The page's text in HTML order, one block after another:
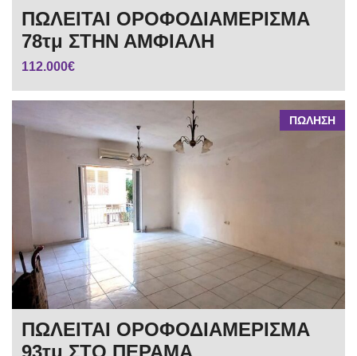
ΠΩΛΕΙΤΑΙ ΟΡΟΦΟΔΙΑΜΕΡΙΣΜΑ
78τμ ΣΤΗΝ ΑΜΦΙΑΛΗ
112.000€
ΠΩΛΗΣΗ
ΠΩΛΕΙΤΑΙ ΟΡΟΦΟΔΙΑΜΕΡΙΣΜΑ
93τμ ΣΤΟ ΠΕΡΑΜΑ